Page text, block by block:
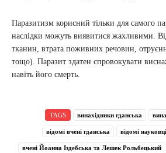
Паразитизм корисний тільки для самого
наслідки можуть виявитися жахливими.
тканин, втрата поживних речовин,
тощо). Паразит здатен спровокувати
навіть його смерть.
TAGS винахідники гданська
відомі вчені гданська відомі науковці
вчені Йоанна Іздебська та Лешек Рольбецький